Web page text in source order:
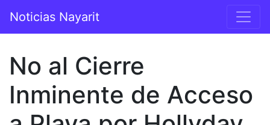
Navegación principal
Noticias Nayarit
No al Cierre
Inminente de Acceso